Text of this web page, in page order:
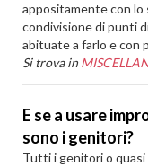
appositamente con lo
condivisione di punti
abituate a farlo e con
Si trova in
E se a usare
sono i genitori?
Tutti i genitori o quasi